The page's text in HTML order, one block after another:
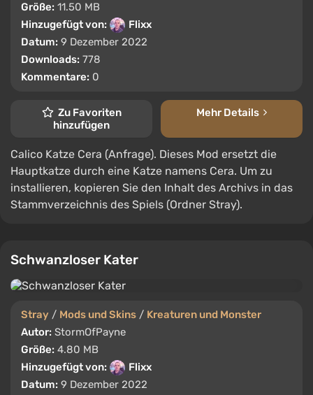
Größe: 11.50 MB
Hinzugefügt von:
Flixx
Datum: 9 Dezember 2022
Downloads: 778
Kommentare: 0
Zu Favoriten
hinzufügen
Mehr Details
Calico Katze Cera (Anfrage). Dieses Mod ersetzt die
Hauptkatze durch eine Katze namens Cera. Um zu
installieren, kopieren Sie den Inhalt des Archivs in das
Stammverzeichnis des Spiels (Ordner Stray).
Schwanzloser Kater
Stray / Mods und Skins / Kreaturen und Monster
Autor: StormOfPayne
Größe: 4.80 MB
Hinzugefügt von:
Flixx
Datum: 9 Dezember 2022